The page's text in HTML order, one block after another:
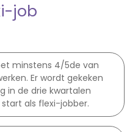
job
minstens 4/5de van
Er wordt gekeken
in de drie kwartalen
als flexi-jobber.